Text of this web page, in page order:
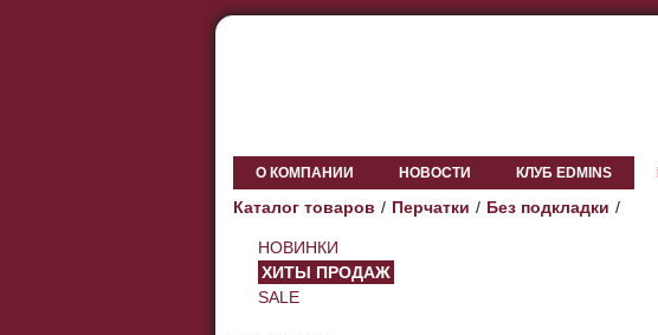
О КОМПАНИИ НОВОСТИ КЛУБ EDMINS
Каталог товаров Перчатки Без подкладки
НОВИНКИ
ХИТЫ ПРОДАЖ
SALE